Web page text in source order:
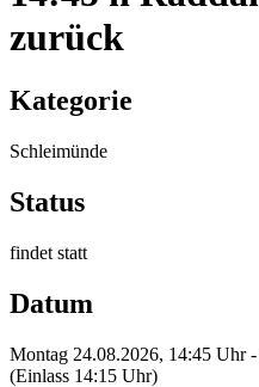
zurück
Kategorie
Schleimünde
Status
findet statt
Datum
Montag 24.08.2026, 14:45 Uhr
(Einlass 14:15 Uhr)